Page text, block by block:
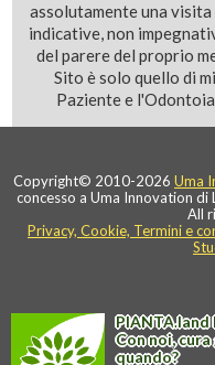
assolutamente una
indicative, non
del parere del proprio
Sito è solo quello di
Paziente e
Copyright© 2010-2026 Uma
concesso a Uma Innovation
All
Privacy, Cookie, Termini e
PIANTA.land
Con noi,
quando?